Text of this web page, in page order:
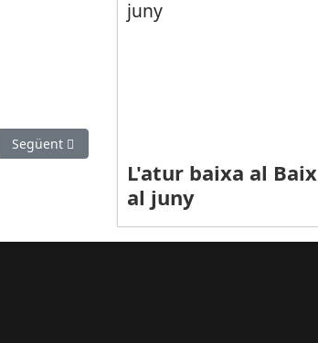
Article següent: ESPORTS (FUTBOL, SEGONA
Següent
L'atur baixa al
al juny